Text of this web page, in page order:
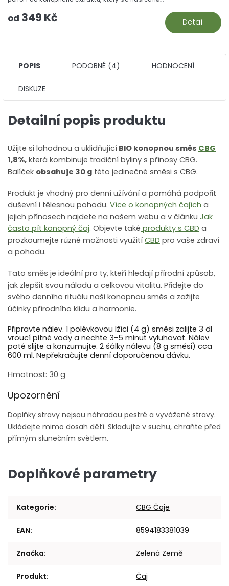
od 349 Kč Detail
POPIS PODOBNÉ (4) HODNOCENÍ
DISKUZE
Detailní popis produktu
Užijte si lahodnou a uklidňující BIO konopnou směs CBG
1,8%, která kombinuje tradiční byliny s přínosy CBG.
Balíček obsahuje 30 g této jedinečné směsi s CBG.
Produkt je vhodný pro denní užívání a pomáhá podpořit
duševní i tělesnou pohodu. Více o konopných čajích a
jejich přínosech najdete na našem webu a v článku Jak
často pít konopný čaj. Objevte také produkty s CBD a
prozkoumejte různé možnosti využití CBD pro vaše zdraví
a pohodu.
Tato směs je ideální pro ty, kteří hledají přírodní způsob,
jak zlepšit svou náladu a celkovou vitalitu. Přidejte do
svého denního rituálu naši konopnou směs a zažijte
účinky přírodního klidu a harmonie.
Připravte nálev. 1 polévkovou lžíci (4 g) směsi zalijte 3 dl
vroucí pitné vody a nechte 3-5 minut vyluhovat. Nálev
poté slijte a konzumujte. 2 šálky nálevu (8 g směsi) cca
600 ml. Nepřekračujte denní doporučenou dávku.
Hmotnost: 30 g
Upozornění
Doplňky stravy nejsou náhradou pestré a vyvážené stravy.
Ukládejte mimo dosah dětí. Skladujte v suchu, chraňte před
přímým slunečním světlem.
Doplňkové parametry
Kategorie: CBG Čaje
EAN: 8594183381039
Značka: Zelená Země
Produkt: Čaj